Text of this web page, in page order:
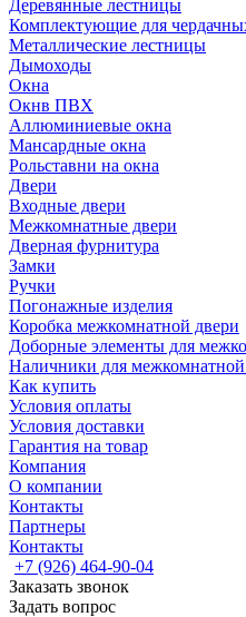
Деревянные лестницы
Комплектующие для
Металлические лестницы
Дымоходы
Окна
Окнв ПВХ
Аллюминиевые окна
Мансардные окна
Рольставни на окна
Двери
Входные двери
Межкомнатные двери
Дверная фурнитура
Замки
Ручки
Погонажные изделия
Коробка межкомнатной двери
Доборные элементы для
Наличники для межкомнатной
Как купить
Условия оплаты
Условия доставки
Гарантия на товар
Компания
О компании
Контакты
Партнеры
Контакты
+7 (926) 464-90-04
Заказать звонок
Задать вопрос